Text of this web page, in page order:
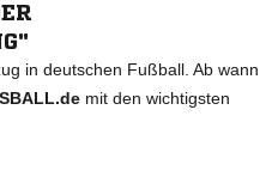
in deutschen Fußball. Ab wann
mit den wichtigsten